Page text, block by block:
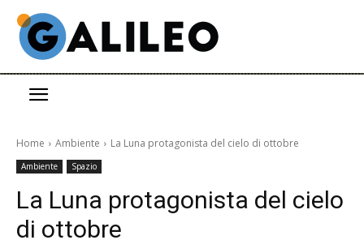
Home Ambiente La Luna protagonista del cielo di ottobre
Ambiente Spazio
La Luna protagonista del cielo
di ottobre